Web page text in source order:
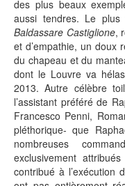
des plus beaux
aussi tendres. Le
Baldassare Castiglione,
et d’empathie, un doux
du chapeau et du
dont le Louvre va
2013. Autre célèbre
l’assistant préféré de
Francesco Penni,
pléthorique- que
nombreuses
exclusivement
contribué à l’exécution